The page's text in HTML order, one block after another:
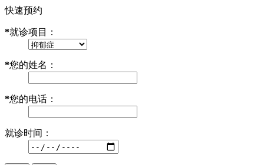
快速预约
*就诊项目：
*您的姓名：
*您的电话：
就诊时间：